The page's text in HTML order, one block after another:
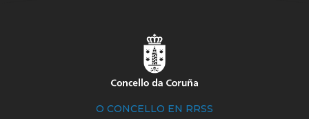
O CONCELLO EN RRSS